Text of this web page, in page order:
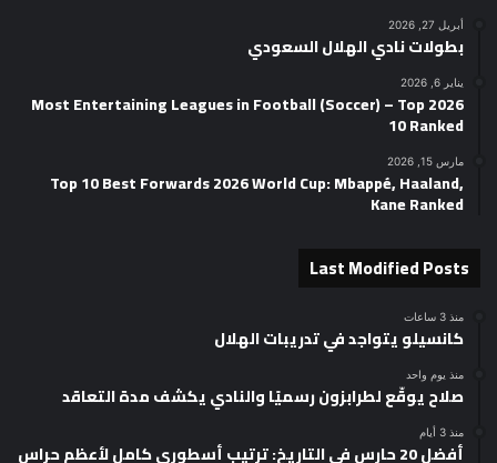
أبريل 27, 2026
بطولات نادي الهلال السعودي
يناير 6, 2026
2026 Most Entertaining Leagues in Football (Soccer) – Top
10 Ranked
مارس 15, 2026
Top 10 Best Forwards 2026 World Cup: Mbappé, Haaland,
Kane Ranked
Last Modified Posts
منذ 3 ساعات
كانسيلو يتواجد في تدريبات الهلال
منذ يوم واحد
صلاح يوقّع لطرابزون رسميًا والنادي يكشف مدة التعاقد
منذ 3 أيام
أفضل 20 حارس في التاريخ: ترتيب أسطوري كامل لأعظم حراس